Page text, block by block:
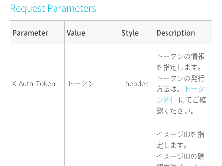
Request Parameters
Parameter Value Style Description
X-Auth-Token トークン header
トークンの情報
を指定します。
トークンの発行
方法は、
トーク
ン発行 にてご確
認ください。
イメージIDを指
定します。
イメージIDの確